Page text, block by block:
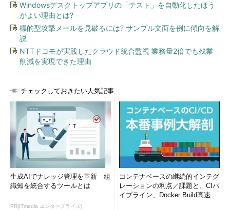
Windowsデスクトップアプリの「テスト」を自動化したほう
がよい理由とは?
標的型攻撃メールを見破るには? サンプル文面を例に傾向を解
説
NTTドコモが実践したクラウド統合監視 業務量2倍でも残業
削減を実現できた理由
チェックしておきたい人気記事
生成AIでナレッジ管理を革新 組
織知を統合するツールとは
PR(ITmedia エンタープライズ)
コンテナベースの継続的インテグ
レーションの利点／課題と、CIパ
イプライン、Docker Build高速化